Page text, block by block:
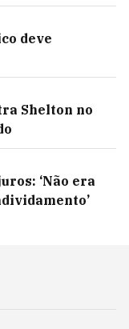
deve
Shelton no
‘Não era